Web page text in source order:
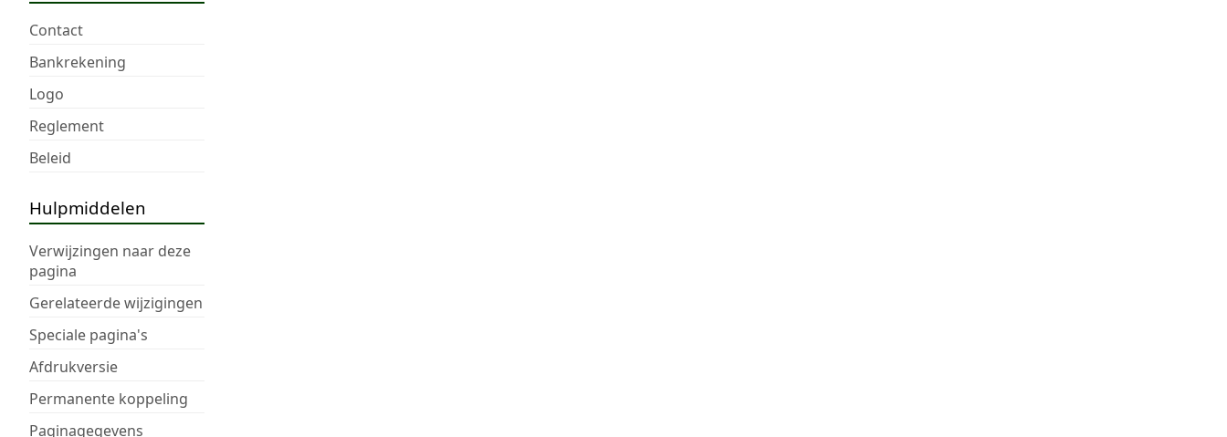
Contact
Bankrekening
Logo
Reglement
Beleid
Hulpmiddelen
Verwijzingen naar deze
pagina
Gerelateerde wijzigingen
Speciale pagina's
Afdrukversie
Permanente koppeling
Paginagegevens